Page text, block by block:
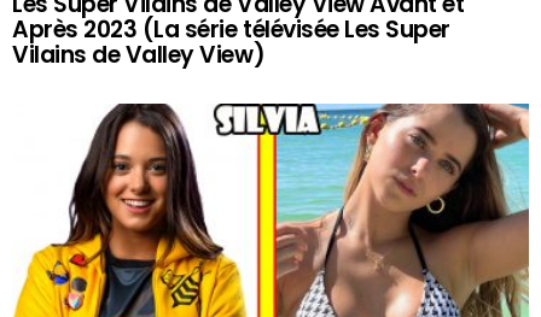
Après 2023 (La série télévisée Les Super
Vilains de Valley View)